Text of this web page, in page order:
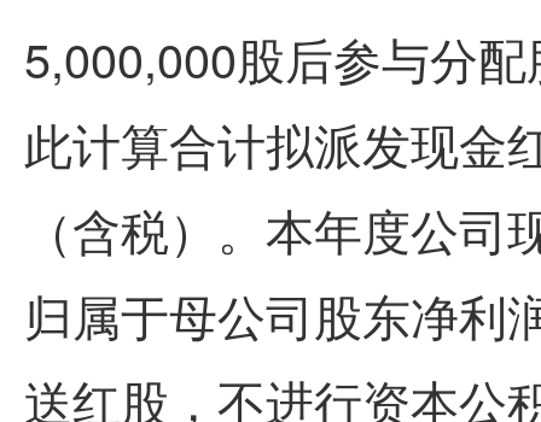
5,000,000股后参与分
此计算合计拟派发现金
（含税）。本年度公
归属于母公司股东净利
送红股，不进行资本公